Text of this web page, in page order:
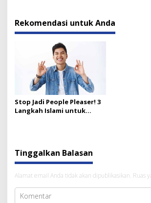
Rekomendasi untuk Anda
Stop Jadi People Pleaser! 3
Langkah Islami untuk
Tinggalkan Balasan
Alamat email Anda tidak akan dipublikasikan. Ruas